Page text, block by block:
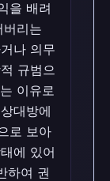
을 배려
리는
나 의무
규범으
이유로
대방에
로 보아
에 있어
하여 권